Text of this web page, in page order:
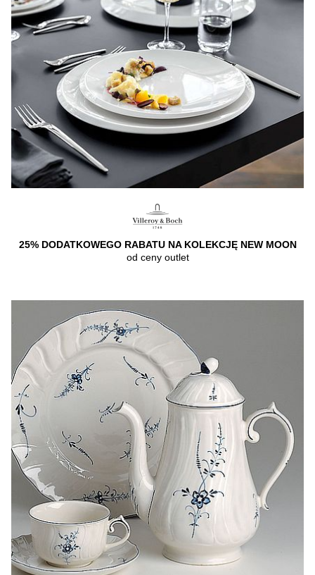
25% DODATKOWEGO RABATU NA KOLEKCJĘ NEW MOON
od ceny outlet